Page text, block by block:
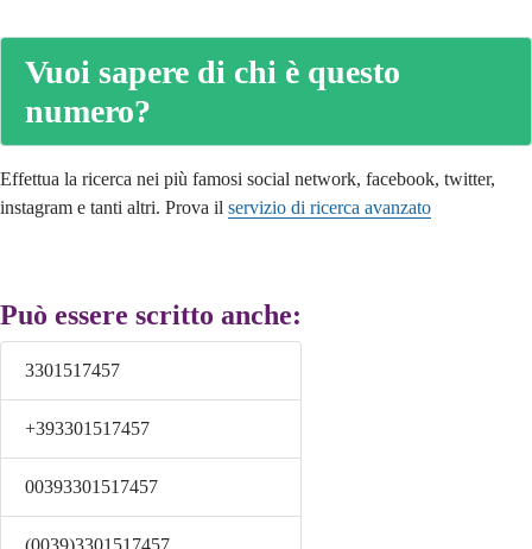
Vuoi sapere di chi è questo
numero?
Effettua la ricerca nei più famosi social network, facebook, twitter,
instagram e tanti altri. Prova il servizio di ricerca avanzato
Può essere scritto anche:
3301517457
+393301517457
00393301517457